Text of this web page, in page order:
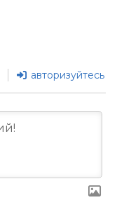
авторизуйтесь